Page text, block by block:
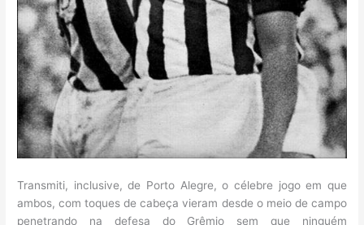
Transmiti, inclusive, de Porto Alegre, o célebre jogo em que
ambos, com toques de cabeça vieram desde o meio de campo
penetrando na defesa do Grêmio sem que ninguém